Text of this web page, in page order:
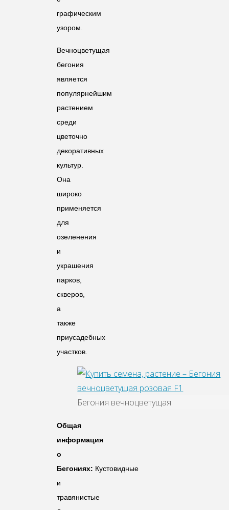
графическим
узором.
Вечноцветущая
бегония
является
популярнейшим
растением
среди
цветочно
декоративных
культур.
Она
широко
применяется
для
озеленения
и
украшения
парков,
скверов,
а
также
приусадебных
участков.
Бегония вечноцветущая
Общая
информация
о
Бегониях: Кустовидные
и
травянистые